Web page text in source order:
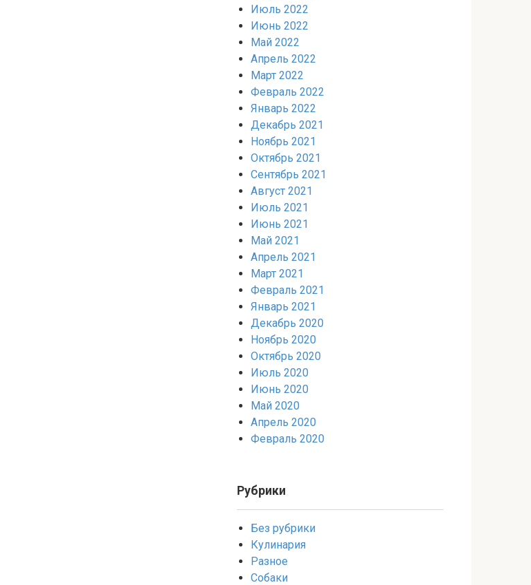
Июль 2022
Июнь 2022
Май 2022
Апрель 2022
Март 2022
Февраль 2022
Январь 2022
Декабрь 2021
Ноябрь 2021
Октябрь 2021
Сентябрь 2021
Август 2021
Июль 2021
Июнь 2021
Май 2021
Апрель 2021
Март 2021
Февраль 2021
Январь 2021
Декабрь 2020
Ноябрь 2020
Октябрь 2020
Июль 2020
Июнь 2020
Май 2020
Апрель 2020
Февраль 2020
Рубрики
Без рубрики
Кулинария
Разное
Собаки